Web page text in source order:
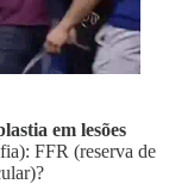
em lesões
FFR (reserva de